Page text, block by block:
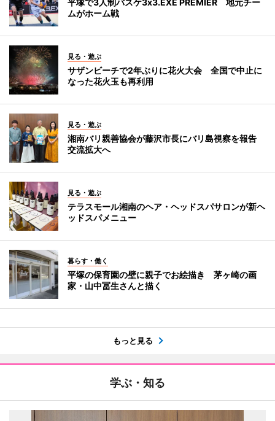
ムがホーム戦
見る・遊ぶ
サザンビーチで2年ぶりに花火大会 全国で中止に
なった花火玉も再利用
見る・遊ぶ
湘南バリ親善協会が藤沢市長にバリ島視察を報告
交流拡大へ
見る・遊ぶ
テラスモール湘南のヘア・ヘッドスパサロンが新ヘ
ッドスパメニュー
暮らす・働く
平塚の保育園の壁に親子でお絵描き 茅ヶ崎の画
家・山中冨生さんと描く
もっと見る
学ぶ・知る